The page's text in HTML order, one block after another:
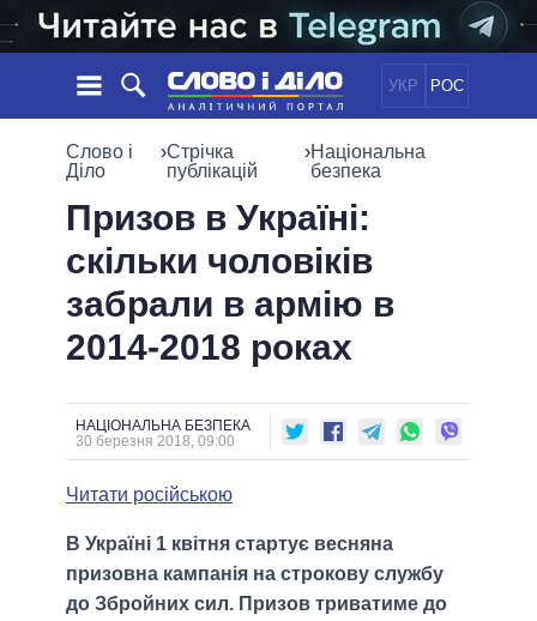
УКР РОС
НОВИНИ
СТРІЧКА
ПОДІЇ
СТАТТІ
ДУМКИ
ОГЛЯДИ
ПОЛІТИКА
СУСПІЛЬСТВО
СВІТ
ОБIЦЯНКИ
ПОЛIТИКИ
УСІ ПОЛІТИКИ
ПРЕЗИДЕНТ І ОФІС
КАБІНЕТ МІНІСТРІВ
ГОЛОВИ ОБЛАДМІНІСТРАЦІЙ
МЕРИ МІСТ
ІНФОГРАФІКА
ВІДЕО
ПІДТРИМАТИ
ПОРІВНЯННЯ ПОЛІТИКІВ
Слово і
Діло
›Стрічка
публікацій
›Національна
безпека
Призов в Україні:
скільки чоловіків
забрали в армію в
2014-2018 роках
НАЦІОНАЛЬНА БЕЗПЕКА
30 березня 2018, 09:00
Читати російською
В Україні 1 квітня стартує весняна
призовна кампанія на строкову службу
до Збройних сил. Призов триватиме до